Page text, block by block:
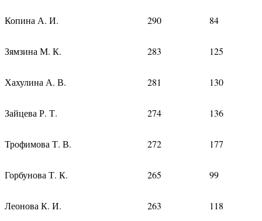
Копина А. И. 290 84
Зямзина М. К. 283 125
Хахулина А. В. 281 130
Зайцева Р. Т. 274 136
Трофимова Т. В. 272 177
Горбунова Т. К. 265 99
Леонова К. И. 263 118